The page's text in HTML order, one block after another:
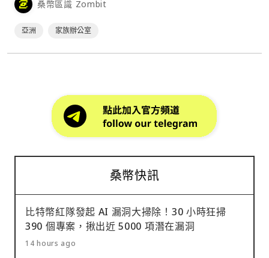
桑幣區識 Zombit
亞洲 家族辦公室
桑幣快訊
比特幣紅隊發起 AI 漏洞大掃除！30 小時狂掃
390 個專案，揪出近 5000 項潛在漏洞
14 hours ago